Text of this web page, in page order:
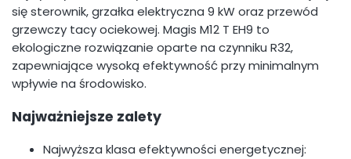
się sterownik, grzałka elektryczna 9 kW oraz przewód
grzewczy tacy ociekowej. Magis M12 T EH9 to
ekologiczne rozwiązanie oparte na czynniku R32,
zapewniające wysoką efektywność przy minimalnym
wpływie na środowisko.
Najważniejsze zalety
Najwyższa klasa efektywności energetycznej: